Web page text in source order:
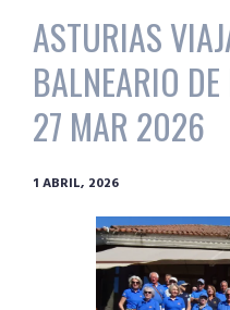
ASTURIAS
BALNEARIO
27 MAR 2026
1 ABRIL, 2026